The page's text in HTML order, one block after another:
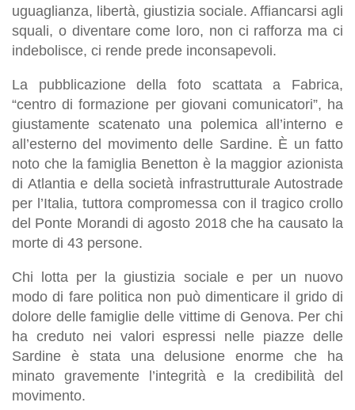
uguaglianza, libertà, giustizia sociale. Affiancarsi agli
squali, o diventare come loro, non ci rafforza ma ci
indebolisce, ci rende prede inconsapevoli.
La pubblicazione della foto scattata a Fabrica,
“centro di formazione per giovani comunicatori”, ha
giustamente scatenato una polemica all’interno e
all’esterno del movimento delle Sardine. È un fatto
noto che la famiglia Benetton è la maggior azionista
di Atlantia e della società infrastrutturale Autostrade
per l’Italia, tuttora compromessa con il tragico crollo
del Ponte Morandi di agosto 2018 che ha causato la
morte di 43 persone.
Chi lotta per la giustizia sociale e per un nuovo
modo di fare politica non può dimenticare il grido di
dolore delle famiglie delle vittime di Genova. Per chi
ha creduto nei valori espressi nelle piazze delle
Sardine è stata una delusione enorme che ha
minato gravemente l’integrità e la credibilità del
movimento.